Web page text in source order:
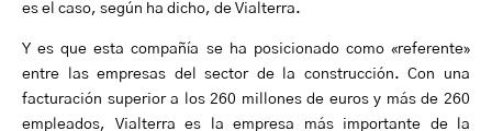
es el caso, según ha dicho, de Vialterra.
Y es que esta compañía se ha posicionado como «referente»
entre las empresas del sector de la construcción. Con una
facturación superior a los 260 millones de euros y más de 260
empleados, Vialterra es la empresa más importante de la